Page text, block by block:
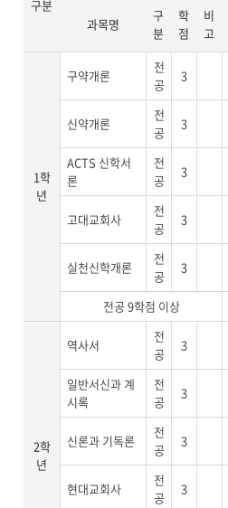
구분
과목명
구
분
학
점
비
고
1학
년
구약개론
전
공
3
신약개론
전
공
3
ACTS 신학서
론
전
공
3
고대교회사
전
공
3
실천신학개론
전
공
3
전공 9학점 이상
2학
년
역사서
전
공
3
일반서신과 계
시록
전
공
3
신론과 기독론
전
공
3
현대교회사
전
공
3